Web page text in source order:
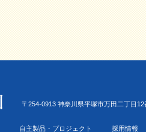
〒254-0913 神奈川県平塚市万田二丁目12
自主製品・プロジェクト 採用情報